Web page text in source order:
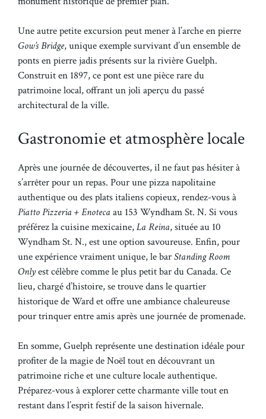
Une autre petite excursion peut mener à l’arche en pierre
Gow’s Bridge, unique exemple survivant d’un ensemble de
ponts en pierre jadis présents sur la rivière Guelph.
Construit en 1897, ce pont est une pièce rare du
patrimoine local, offrant un joli aperçu du passé
architectural de la ville.
Gastronomie et atmosphère locale
Après une journée de découvertes, il ne faut pas hésiter à
s’arrêter pour un repas. Pour une pizza napolitaine
authentique ou des plats italiens copieux, rendez-vous à
Piatto Pizzeria + Enotecaau 153 Wyndham St. N. Si vous
préférez la cuisine mexicaine,La Reina, située au 10
Wyndham St. N., est une option savoureuse. Enfin, pour
une expérience vraiment unique, le barStanding Room
Onlyest célèbre comme le plus petit bar du Canada. Ce
lieu, chargé d’histoire, se trouve dans le quartier
historique de Ward et offre une ambiance chaleureuse
pour trinquer entre amis après une journée de promenade.
En somme, Guelph représente une destination idéale pour
profiter de la magie de Noël tout en découvrant un
patrimoine riche et une culture locale authentique.
Préparez-vous à explorer cette charmante ville tout en
restant dans l’esprit festif de la saison hivernale.